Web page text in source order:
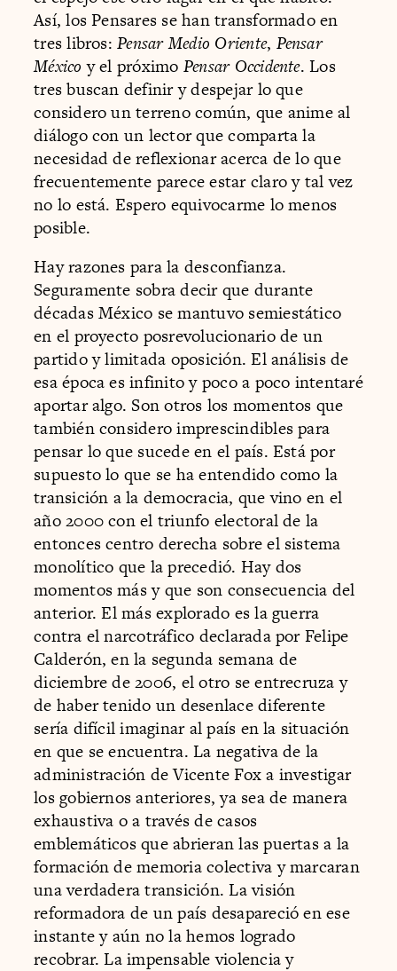
Así, los Pensares se han transformado en
tres libros:Pensar Medio Oriente, Pensar
Méxicoy el próximo Pensar Occidente. Los
tres buscan definir y despejar lo que
considero un terreno común, que anime al
diálogo con un lector que comparta la
necesidad de reflexionar acerca de lo que
frecuentemente parece estar claro y tal vez
no lo está. Espero equivocarme lo menos
posible.
Hay razones para la desconfianza.
Seguramente sobra decir que durante
décadas México se mantuvo semiestático
en el proyecto posrevolucionario de un
partido y limitada oposición. El análisis de
esa época es infinito y poco a poco intentaré
aportar algo. Son otros los momentos que
también considero imprescindibles para
pensar lo que sucede en el país. Está por
supuesto lo que se ha entendido como la
transición a la democracia, que vino en el
año 2000 con el triunfo electoral de la
entonces centro derecha sobre el sistema
monolítico que la precedió. Hay dos
momentos más y que son consecuencia del
anterior. El más explorado es la guerra
contra el narcotráfico declarada por Felipe
Calderón, en la segunda semana de
diciembre de 2006, el otro se entrecruza y
de haber tenido un desenlace diferente
sería difícil imaginar al país en la situación
en que se encuentra. La negativa de la
administración de Vicente Fox a investigar
los gobiernos anteriores, ya sea de manera
exhaustiva o a través de casos
emblemáticos que abrieran las puertas a la
formación de memoria colectiva y marcaran
una verdadera transición. La visión
reformadora de un país desapareció en ese
instante y aún no la hemos logrado
recobrar. La impensable violencia y